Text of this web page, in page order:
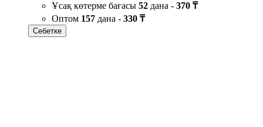
Ұсақ көтерме бағасы 52 дана - 370 ₸
Оптом 157 дана - 330 ₸
Себетке